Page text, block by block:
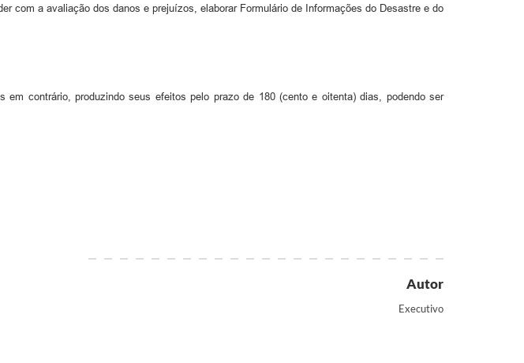
com a avaliação dos danos e prejuízos, elaborar Formulário de Informações do Desastre e do
contrário, produzindo seus efeitos pelo prazo de 180 (cento e oitenta) dias, podendo ser
Autor
Executivo